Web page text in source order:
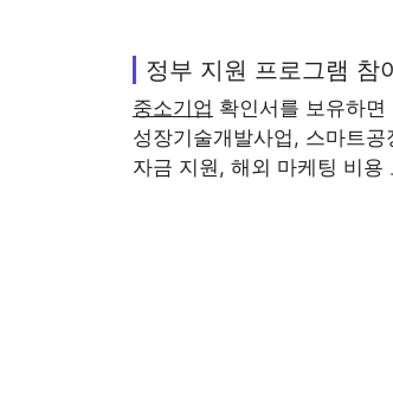
정부 지원 프로그램 참
중소기업 확인서를 보유하
성장기술개발사업, 스마트
자금 지원, 해외 마케팅 비